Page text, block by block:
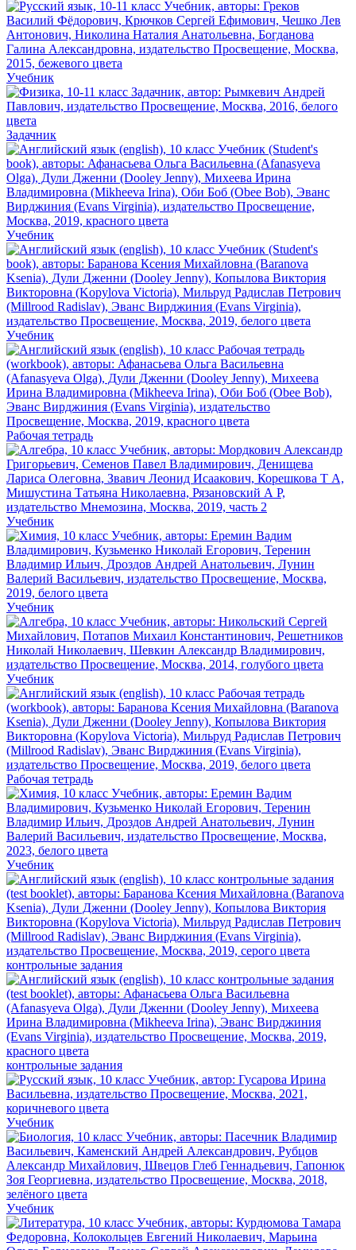
Учебник
Задачник
Учебник
Учебник
Рабочая тетрадь
Учебник
Учебник
Учебник
Рабочая тетрадь
Учебник
контрольные задания
контрольные задания
Учебник
Учебник